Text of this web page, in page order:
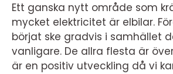
Ett ganska nytt område som
mycket elektricitet är elbilar.
börjat ske gradvis i samhället
vanligare. De allra flesta är
är en positiv utveckling då vi